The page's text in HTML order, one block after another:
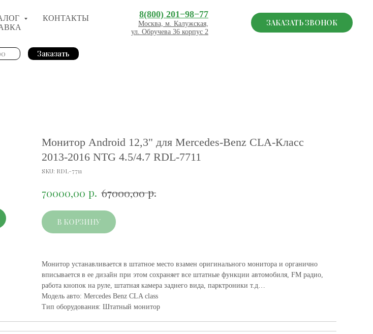
КОНТАКТЫ
8(800) 201−98−77
Москва, м. Калужская,
ул. Обручева 36 корпус 2
ЗАКАЗАТЬ ЗВОНОК
Заказать
Монитор Android 12,3" для Mercedes-Benz CLA-Класс
2013-2016 NTG 4.5/4.7 RDL-7711
SKU: RDL-7711
70000,00 р. 67000,00 р.
В КОРЗИНУ
Монитор устанавливается в штатное место взамен оригинального монитора и органично
вписывается в ее дизайн при этом сохраняет все штатные функции автомобиля, FM радио,
работа кнопок на руле, штатная камера заднего вида, парктроники т.д…
Модель авто: Mercedes Benz CLA class
Тип оборудования: Штатный монитор